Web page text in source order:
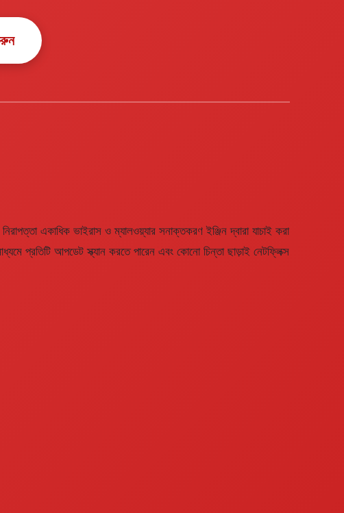
একাধিক ভাইরাস ও ম্যালওয়্যার সনাক্তকরণ ইঞ্জিন দ্বারা যাচাই করা
প্রতিটি আপডেট স্ক্যান করতে পারেন এবং কোনো চিন্তা ছাড়াই নেটফ্লিক্স